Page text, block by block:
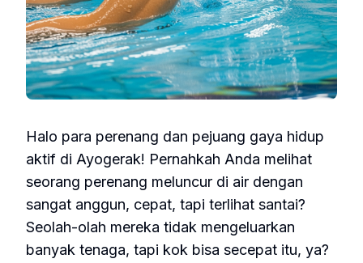
Halo para perenang dan pejuang gaya hidup
aktif di Ayogerak! Pernahkah Anda melihat
seorang perenang meluncur di air dengan
sangat anggun, cepat, tapi terlihat santai?
Seolah-olah mereka tidak mengeluarkan
banyak tenaga, tapi kok bisa secepat itu, ya?